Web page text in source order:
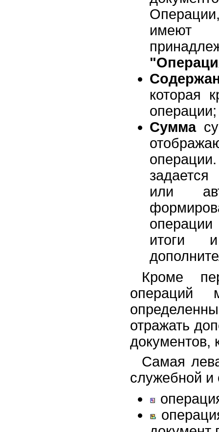
имеют
которая
операции;
Сумма
или
итоги
Кроме
операций
отражать
документов,
Самая
служебной и